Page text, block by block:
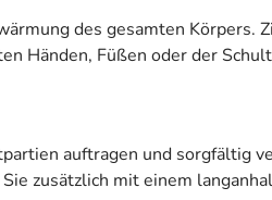
des gesamten Körpers.
Händen, Füßen oder der
auftragen und sorgfältig
zusätzlich mit einem